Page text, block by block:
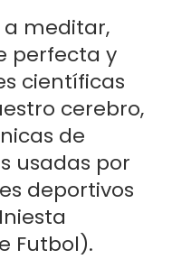
a meditar,
perfecta y
científicas
cerebro,
de
usadas por
deportivos
Futbol).